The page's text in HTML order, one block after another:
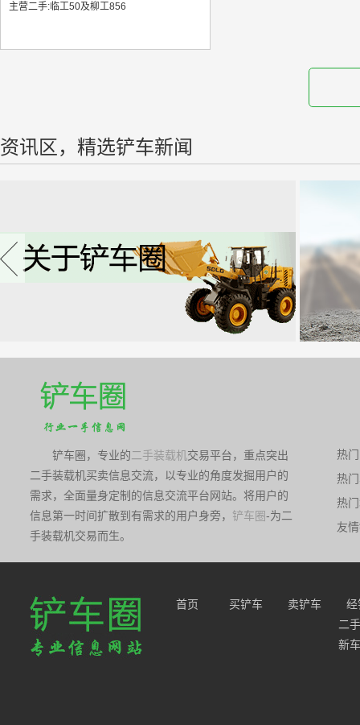
主营二手:临工50及柳工856
资讯区，精选铲车新闻
铲车圈，专业的二手装载机交易平台，重点突出
二手装载机买卖信息交流，以专业的角度发掘用户的
需求，全面量身定制的信息交流平台网站。将用户的
信息第一时间扩散到有需求的用户身旁， 铲车圈-为二
手装载机交易而生。
热
朔
热
朔
热
友
首页 买铲车 卖铲车
二
新